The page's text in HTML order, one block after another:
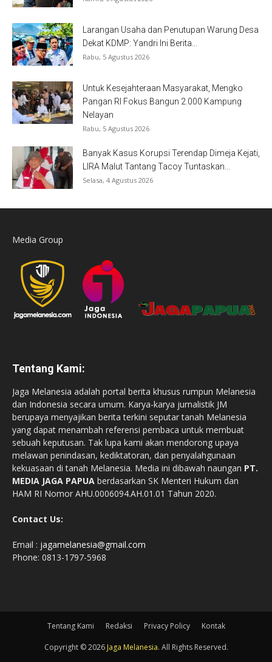
Larangan Usaha dan Penutupan Warung Desa
Dekat KDMP: Yandri Ini Berita...
Rabu, 5 Agustus 2026
Untuk Kesejahteraan Masyarakat, Mengko
Pangan RI Fokus Bangun 2.000 Kampung
Nelayan
Rabu, 5 Agustus 2026
Banyak Kasus Korupsi Terendap Dimeja Kejati,
LIRA Malut Tantang Tacoy Tuntaskan...
Selasa, 4 Agustus 2026
Media Group
Tentang Kami:
Jaga Melanesia adalah portal berita khusus rumpun Melanesia
dan Indonesia secara umum. Karya-karya jurnalistik JM
berupaya menyajikan berita terkini seputar tanah Melanesia
yang dapat menambah referensi pembaca untuk membuat
sebuah keputusan. Tak lupa kami akan mendorong upaya
melawan penindasan, kediktatoran, dan penyalahgunaan
kekuasaan di tanah Melanesia. Media ini dibawah naungan PT.
MEDIA JAGA PAPUA berdasarkan SK Menteri Hukum dan
HAM RI Nomor AHU.0006094.AH.01.01 Tahun 2020.
Contact Us:
Email : jagamelanesia@gmail.com
Phone: 0813-1797-5968
Tentang Kami Redaksi Privacy Policy Kontak
Copyright © 2026 Jaga Melanesia. All Rights Reserved.